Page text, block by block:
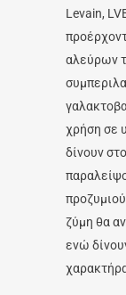
Levain,
αλεύρων
χρήση σε
δίνουν
ζύμη θα
ενώ